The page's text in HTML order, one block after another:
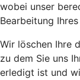
wobei unser
Bearbeitung
Wir löschen Ihre
zu dem Sie uns
erledigt ist und